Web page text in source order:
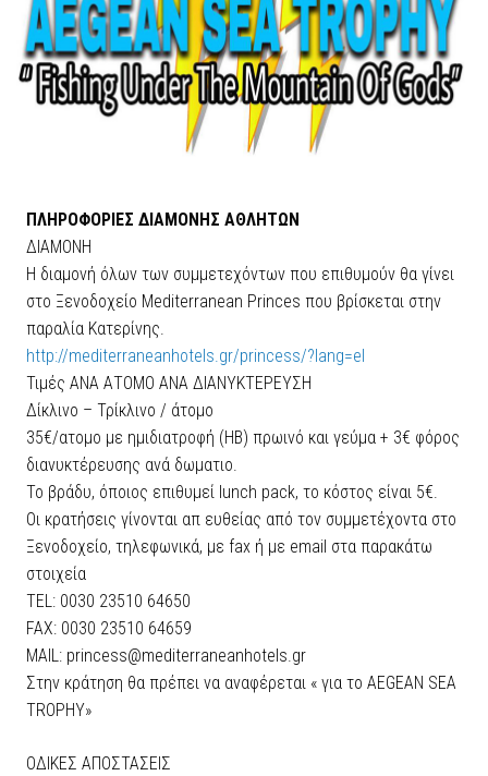
ΠΛΗΡΟΦΟΡΙΕΣ ΔΙΑΜΟΝΗΣ ΑΘΛΗΤΩΝ
ΔΙΑΜΟΝΗ
Η διαμονή όλων των συμμετεχόντων που επιθυμούν θα γίνει
στο Ξενοδοχείο Mediterranean Princes που βρίσκεται στην
παραλία Κατερίνης.
http://mediterraneanhotels.gr/princess/?lang=el
Τιμές ΑΝΑ ΑΤΟΜΟ ΑΝΑ ΔΙΑΝΥΚΤΕΡΕΥΣΗ
Δίκλινο – Τρίκλινο / άτομο
35€/ατομο με ημιδιατροφή (HB) πρωινό και γεύμα + 3€ φόρος
διανυκτέρευσης ανά δωματιο.
Το βράδυ, όποιος επιθυμεί lunch pack, το κόστος είναι 5€.
Οι κρατήσεις γίνονται απ ευθείας από τον συμμετέχοντα στο
Ξενοδοχείο, τηλεφωνικά, με fax ή με email στα παρακάτω
στοιχεία
TEL: 0030 23510 64650
FAX: 0030 23510 64659
MAIL: princess@mediterraneanhotels.gr
Στην κράτηση θα πρέπει να αναφέρεται « για το AEGEAN SEA
TROPHY»
ΟΔΙΚΕΣ ΑΠΟΣΤΑΣΕΙΣ